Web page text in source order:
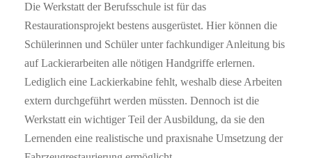
Die Werkstatt der Berufsschule ist für das
Restaurationsprojekt bestens ausgerüstet. Hier können die
Schülerinnen und Schüler unter fachkundiger Anleitung bis
auf Lackierarbeiten alle nötigen Handgriffe erlernen.
Lediglich eine Lackierkabine fehlt, weshalb diese Arbeiten
extern durchgeführt werden müssten. Dennoch ist die
Werkstatt ein wichtiger Teil der Ausbildung, da sie den
Lernenden eine realistische und praxisnahe Umsetzung der